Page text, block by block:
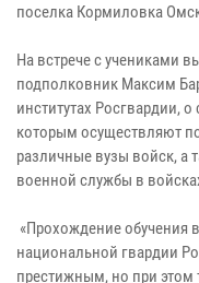
поселка Кормиловка
На встрече с учениками
подполковник Максим
институтах Росгвардии,
которым осуществляют
различные вузы войск, а
военной службы в
«Прохождение обучения
национальной гвардии
престижным, но при этом